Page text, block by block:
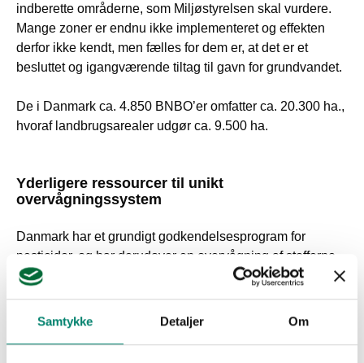
Samtykke Detaljer Om
indberette områderne, som Miljøstyrelsen skal vurdere.
Mange zoner er endnu ikke implementeret og effekten
derfor ikke kendt, men fælles for dem er, at det er et
besluttet og igangværende tiltag til gavn for grundvandet.
De i Danmark ca. 4.850 BNBO’er omfatter ca. 20.300 ha.,
hvoraf landbrugsarealer udgør ca. 9.500 ha.
Yderligere ressourcer til unikt
overvågningssystem
Danmark har et grundigt godkendelsesprogram for
pesticider, og har derudover en overvågning af stofferne
efter godkendelsen i GEUS’ VAP-system. Systemet er
pesticider ikke er årsagen til fund af kemiske stoffer i